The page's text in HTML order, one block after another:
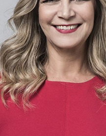
למנויים
2026
Designed, Developed